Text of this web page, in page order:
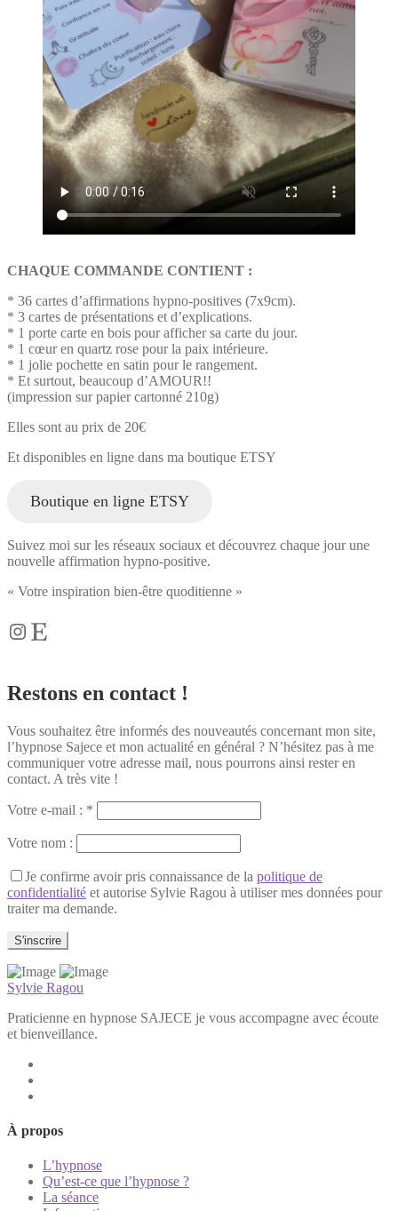
CHAQUE COMMANDE CONTIENT :
* 36 cartes d’affirmations hypno-positives (7x9cm).
* 3 cartes de présentations et d’explications.
* 1 porte carte en bois pour afficher sa carte du jour.
* 1 cœur en quartz rose pour la paix intérieure.
* 1 jolie pochette en satin pour le rangement.
* Et surtout, beaucoup d’AMOUR!!
(impression sur papier cartonné 210g)
Elles sont au prix de 20€
Et disponibles en ligne dans ma boutique ETSY
Boutique en ligne ETSY
Suivez moi sur les réseaux sociaux et découvrez chaque jour une
nouvelle affirmation hypno-positive.
« Votre inspiration bien-être quoditienne »
Instagram Etsy
Restons en contact !
Vous souhaitez être informés des nouveautés concernant mon site,
l’hypnose Sajece et mon actualité en général ? N’hésitez pas à me
communiquer votre adresse mail, nous pourrons ainsi rester en
contact. A très vite !
Votre e-mail : *
Votre nom :
Je confirme avoir pris connaissance de la politique de
confidentialité et autorise Sylvie Ragou à utiliser mes données pour
traiter ma demande.
Sylvie Ragou
Praticienne en hypnose SAJECE je vous accompagne avec écoute
et bienveillance.
À propos
L’hypnose
Qu’est-ce que l’hypnose ?
La séance